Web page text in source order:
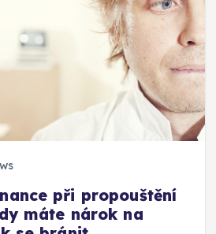
při propouštění
máte nárok na